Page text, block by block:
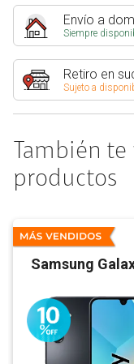
Envío a
Siempre
Retiro en
Sujeto a
También
productos
Samsung